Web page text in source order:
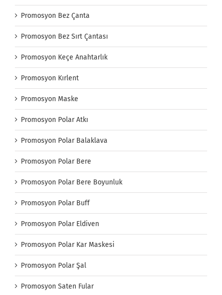
Promosyon Bez Çanta
Promosyon Bez Sırt Çantası
Promosyon Keçe Anahtarlık
Promosyon Kırlent
Promosyon Maske
Promosyon Polar Atkı
Promosyon Polar Balaklava
Promosyon Polar Bere
Promosyon Polar Bere Boyunluk
Promosyon Polar Buff
Promosyon Polar Eldiven
Promosyon Polar Kar Maskesi
Promosyon Polar Şal
Promosyon Saten Fular